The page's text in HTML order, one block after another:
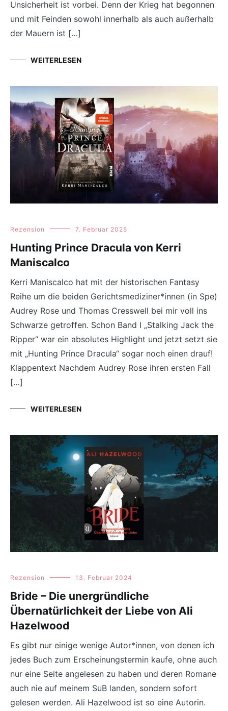
Unsicherheit ist vorbei. Denn der Krieg hat begonnen
und mit Feinden sowohl innerhalb als auch außerhalb
der Mauern ist […]
WEITERLESEN
Rezension 7. Februar 2025
Hunting Prince Dracula von Kerri
Maniscalco
Kerri Maniscalco hat mit der historischen Fantasy
Reihe um die beiden Gerichtsmediziner*innen (in Spe)
Audrey Rose und Thomas Cresswell bei mir voll ins
Schwarze getroffen. Schon Band I „Stalking Jack the
Ripper“ war ein absolutes Highlight und jetzt setzt sie
mit „Hunting Prince Dracula“ sogar noch einen drauf!
Klappentext Nachdem Audrey Rose ihren ersten Fall
[…]
WEITERLESEN
Rezension 13. Februar 2024
Bride – Die unergründliche
Übernatürlichkeit der Liebe von Ali
Hazelwood
Es gibt nur einige wenige Autor*innen, von denen ich
jedes Buch zum Erscheinungstermin kaufe, ohne auch
nur eine Seite angelesen zu haben und deren Romane
auch nie auf meinem SuB landen, sondern sofort
gelesen werden. Ali Hazelwood ist so eine Autorin.